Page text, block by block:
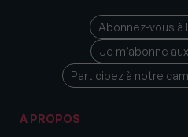
Abonnez-vous
Je m’abonne
Participez à notre
A PROPOS